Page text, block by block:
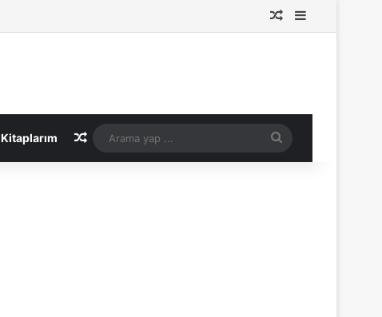
Rastgele Makale
Kenar
Kitaplarım Rastgele Makale
Arama
yap